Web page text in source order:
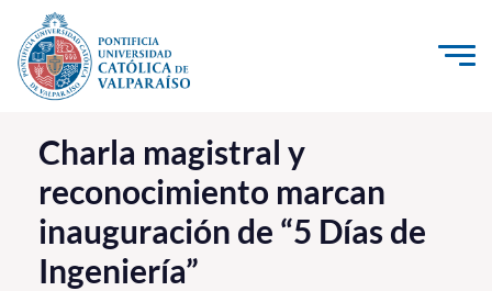
Click acá para ir directamente al contenido
La Universidad
Investigación, Creación e Innovación
PUCV Internacional
Vinculación con el Medio
Charla magistral y
reconocimiento marcan
inauguración de “5 Días de
Ingeniería”